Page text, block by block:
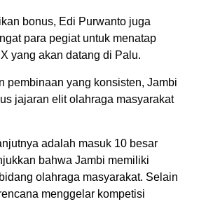
bonus, Edi Purwanto juga
para pegiat untuk menatap
yang akan datang di Palu.
pembinaan yang konsisten, Jambi
jajaran elit olahraga masyarakat
adalah masuk 10 besar
bahwa Jambi memiliki
olahraga masyarakat. Selain
menggelar kompetisi